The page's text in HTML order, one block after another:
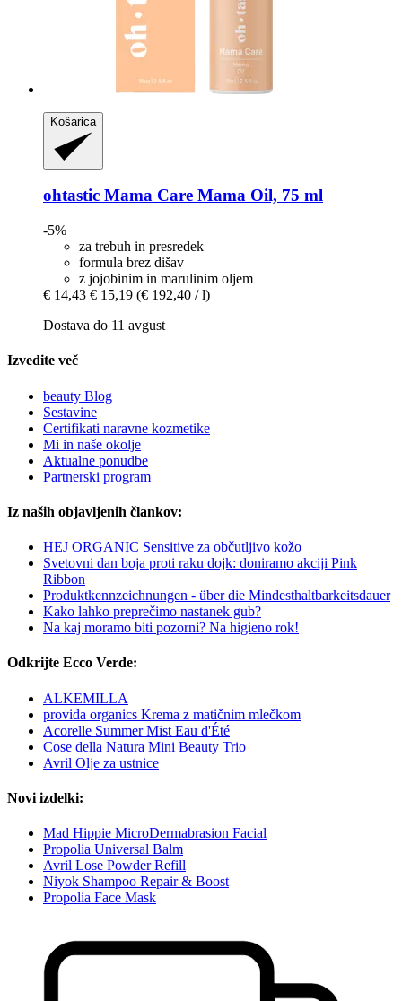
Košarica
ohtastic Mama Care Mama Oil, 75 ml
-5%
za trebuh in presredek
formula brez dišav
z jojobinim in marulinim oljem
€ 14,43 € 15,19 (€ 192,40 / l)
Dostava do 11 avgust
Izvedite več
beauty Blog
Sestavine
Certifikati naravne kozmetike
Mi in naše okolje
Aktualne ponudbe
Partnerski program
Iz naših objavljenih člankov:
HEJ ORGANIC Sensitive za občutljivo kožo
Svetovni dan boja proti raku dojk: doniramo akciji Pink
Ribbon
Produktkennzeichnungen - über die Mindesthaltbarkeitsdauer
Kako lahko preprečimo nastanek gub?
Na kaj moramo biti pozorni? Na higieno rok!
Odkrijte Ecco Verde:
ALKEMILLA
provida organics Krema z matičnim mlečkom
Acorelle Summer Mist Eau d'Été
Cose della Natura Mini Beauty Trio
Avril Olje za ustnice
Novi izdelki:
Mad Hippie MicroDermabrasion Facial
Propolia Universal Balm
Avril Lose Powder Refill
Niyok Shampoo Repair & Boost
Propolia Face Mask